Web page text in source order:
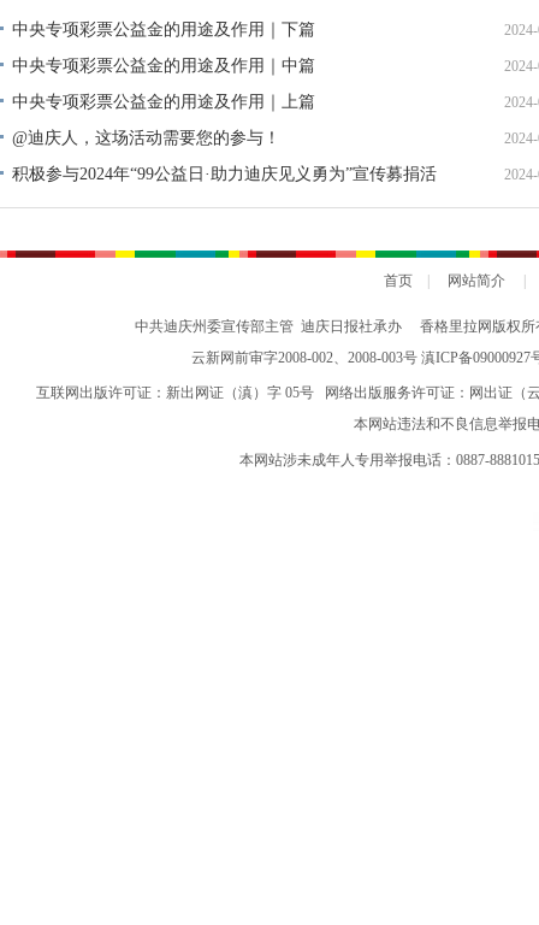
中央专项彩票公益金的用途及作用｜下篇
中央专项彩票公益金的用途及作用｜中篇
中央专项彩票公益金的用途及作用｜上篇
@迪庆人，这场活动需要您的参与！
积极参与2024年“99公益日·助力迪庆见义勇为”宣传募捐活
动倡议书